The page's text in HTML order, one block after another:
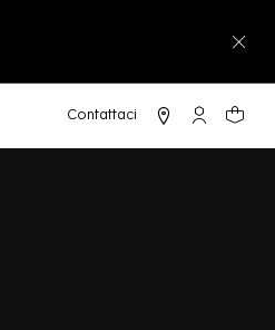
L'account
Il tuo